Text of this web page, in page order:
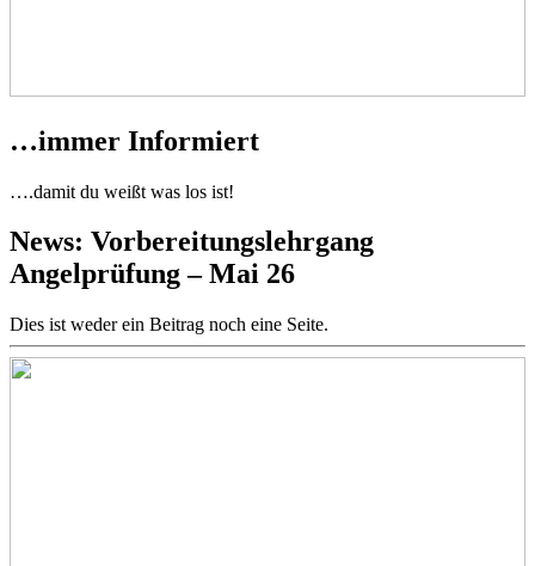
…immer Informiert
….damit du weißt was los ist!
News: Vorbereitungslehrgang
Angelprüfung – Mai 26
Dies ist weder ein Beitrag noch eine Seite.